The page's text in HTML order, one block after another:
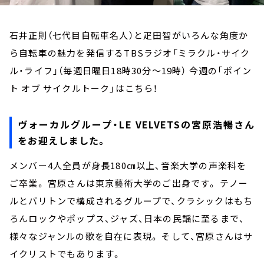
石井正則（七代目自転車名人）と疋田智がいろんな角度か
ら自転車の魅力を発信するTBSラジオ「ミラクル・サイク
ル・ライフ」（毎週日曜日18時30分～19時） 今週の「ポイン
ト オブ サイクルトーク」はこちら！
ヴォーカルグループ・LE VELVETSの宮原浩暢さん
をお迎えしました。
メンバー4人全員が身長180㎝以上、音楽大学の声楽科を
ご卒業。 宮原さんは東京藝術大学のご出身です。 テノー
ルとバリトンで構成されるグループで、クラシックはもち
ろんロックやポップス、ジャズ、日本の民謡に至るまで、
様々なジャンルの歌を自在に表現。 そして、宮原さんはサ
イクリストでもあります。